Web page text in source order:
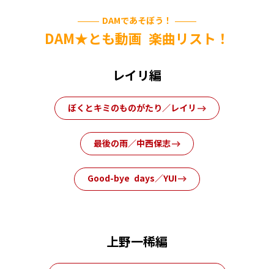
DAMであそぼう！
DAM★とも動画 楽曲リスト！
レイリ編
ぼくとキミのものがたり／レイリ
最後の雨／中西保志
Good-bye days／YUI
上野一稀編